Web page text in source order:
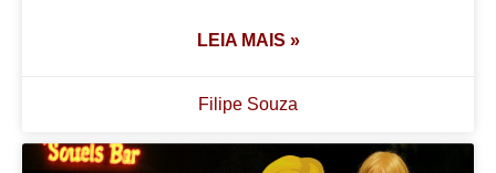
LEIA MAIS »
Filipe Souza